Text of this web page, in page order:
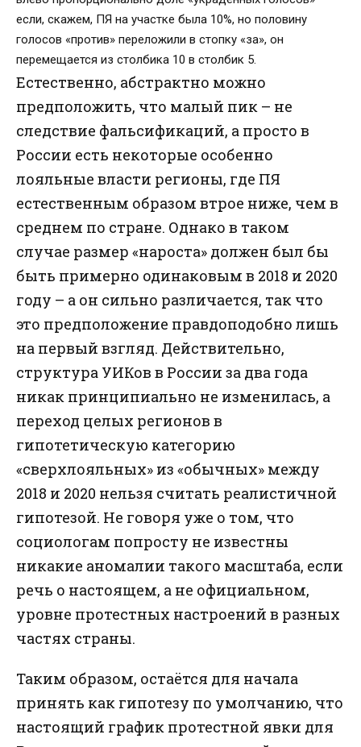
если, скажем, ПЯ на участке была 10%, но половину
голосов «против» переложили в стопку «за», он
перемещается из столбика 10 в столбик 5.
Естественно, абстрактно можно
предположить, что малый пик – не
следствие фальсификаций, а просто в
России есть некоторые особенно
лояльные власти регионы, где ПЯ
естественным образом втрое ниже, чем в
среднем по стране. Однако в таком
случае размер «нароста» должен был бы
быть примерно одинаковым в 2018 и 2020
году – а он сильно различается, так что
это предположение правдоподобно лишь
на первый взгляд. Действительно,
структура УИКов в России за два года
никак принципиально не изменилась, а
переход целых регионов в
гипотетическую категорию
«сверхлояльных» из «обычных» между
2018 и 2020 нельзя считать реалистичной
гипотезой. Не говоря уже о том, что
социологам попросту не известны
никакие аномалии такого масштаба, если
речь о настоящем, а не официальном,
уровне протестных настроений в разных
частях страны.
Таким образом, остаётся для начала
принять как гипотезу по умолчанию, что
настоящий график протестной явки для